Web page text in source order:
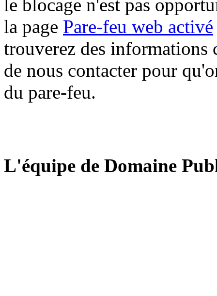
le blocage n'est pas
la page Pare-feu web activé
trouverez des informations
de nous contacter pour
du pare-feu.
L'équipe de Domaine